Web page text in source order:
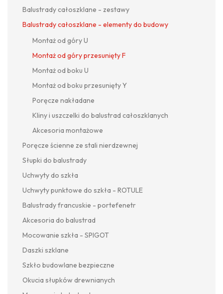
Balustrady całoszklane - zestawy
Balustrady całoszklane - elementy do budowy
Montaż od góry U
Montaż od góry przesunięty F
Montaż od boku U
Montaż od boku przesunięty Y
Poręcze nakładane
Kliny i uszczelki do balustrad całoszklanych
Akcesoria montażowe
Poręcze ścienne ze stali nierdzewnej
Słupki do balustrady
Uchwyty do szkła
Uchwyty punktowe do szkła - ROTULE
Balustrady francuskie - portefenetr
Akcesoria do balustrad
Mocowanie szkła - SPIGOT
Daszki szklane
Szkło budowlane bezpieczne
Okucia słupków drewnianych